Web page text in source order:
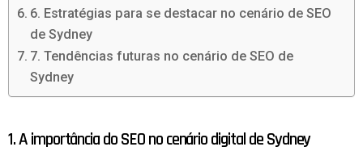
6. Estratégias para se destacar no cenário de SEO
de Sydney
7. Tendências futuras no cenário de SEO de
Sydney
1. A importância do SEO no cenário digital de Sydney